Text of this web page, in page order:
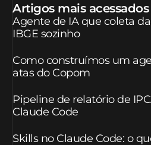
Artigos mais acessados
Agente de IA que coleta
IBGE sozinho
Como construímos um
atas do Copom
Pipeline de relatório de
Claude Code
Skills no Claude Code: o